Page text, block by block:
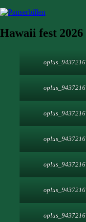
Hawaii fest 2026
oplus_9437216
oplus_9437216
oplus_9437216
oplus_9437216
oplus_9437216
oplus_9437216
oplus_9437216